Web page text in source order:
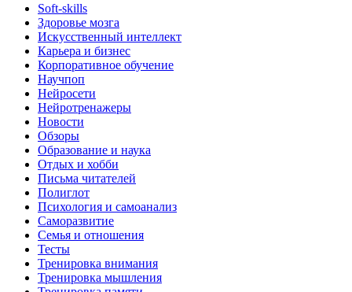
Soft-skills
Здоровье мозга
Искусственный интеллект
Карьера и бизнес
Корпоративное обучение
Научпоп
Нейросети
Нейротренажеры
Новости
Обзоры
Образование и наука
Отдых и хобби
Письма читателей
Полиглот
Психология и самоанализ
Саморазвитие
Семья и отношения
Тесты
Тренировка внимания
Тренировка мышления